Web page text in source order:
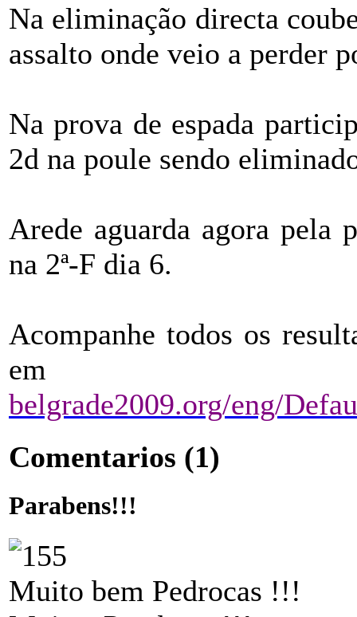
Na eliminação directa
assalto onde veio a perder
Na prova de espada
2d na poule sendo
Arede aguarda agora pela
na 2ª-F dia 6.
Acompanhe todos os
belgrade2009.org/eng/
Comentarios (1)
Parabens!!!
Muito bem Pedrocas !!!